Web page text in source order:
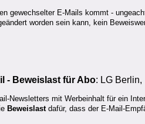
gewechselter E-Mails kommt -
worden sein kann, kein
- Beweislast für Abo: LG Berlin,
Newsletters mit Werbeinhalt für ein
Beweislastdafür, dass der E-Mail-